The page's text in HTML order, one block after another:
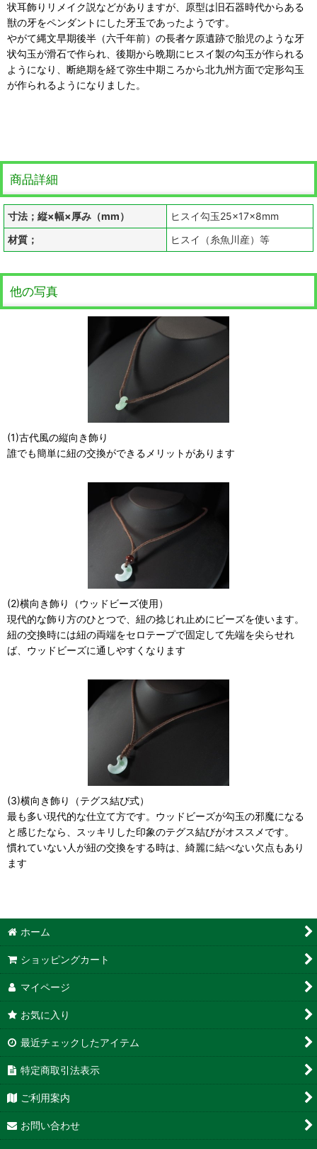
状耳飾りリメイク説などがありますが、原型は旧石器時代からある
獣の牙をペンダントにした牙玉であったようです。
やがて縄文早期後半（六千年前）の長者ケ原遺跡で胎児のような牙
状勾玉が滑石で作られ、後期から晩期にヒスイ製の勾玉が作られる
ようになり、断絶期を経て弥生中期ころから北九州方面で定形勾玉
が作られるようになりました。
商品詳細
寸法；縦×幅×厚み（mm）
ヒスイ勾玉25×17×8mm
材質；
ヒスイ（糸魚川産）等
他の写真
(1)古代風の縦向き飾り
誰でも簡単に紐の交換ができるメリットがあります
(2)横向き飾り（ウッドビーズ使用）
現代的な飾り方のひとつで、紐の捻じれ止めにビーズを使います。
紐の交換時には紐の両端をセロテープで固定して先端を尖らせれ
ば、ウッドビーズに通しやすくなります
(3)横向き飾り（テグス結び式）
最も多い現代的な仕立て方です。ウッドビーズが勾玉の邪魔になる
と感じたなら、スッキリした印象のテグス結びがオススメです。
慣れていない人が紐の交換をする時は、綺麗に結べない欠点もあり
ます
ホーム
ショッピングカート
マイページ
お気に入り
最近チェックしたアイテム
特定商取引法表示
ご利用案内
お問い合わせ